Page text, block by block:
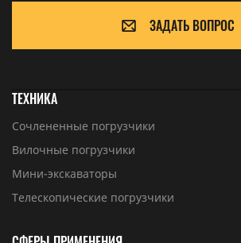
ЗАДАТЬ ВОПРОС
ТЕХНИКА
Сочлененные погрузчики
Вилочные погрузчики
Мини-экскаваторы
Телескопические погрузчики